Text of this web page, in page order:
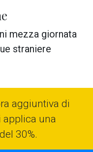
mezza giornata
straniere
aggiuntiva di
una
30%.